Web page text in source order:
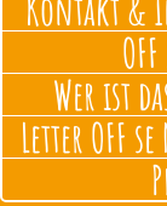
Wer ist
Letter OFF se